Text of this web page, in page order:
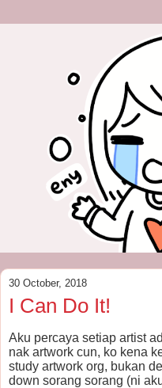
30 October, 2018
I Can Do It!
Aku percaya setiap artist
nak artwork cun, ko kena
study artwork org, bukan
down sorang sorang (ni